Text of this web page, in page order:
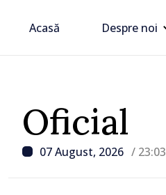
Acasă Despre noi
Oficial
07 August, 2026 / 23:03